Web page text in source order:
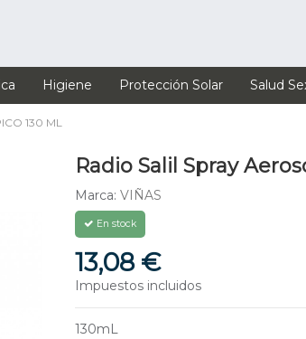
Higiene Protección Solar Salud
130 ML
Radio Salil Spray
Marca: VIÑAS
En stock
13,08 €
Impuestos incluidos
130mL